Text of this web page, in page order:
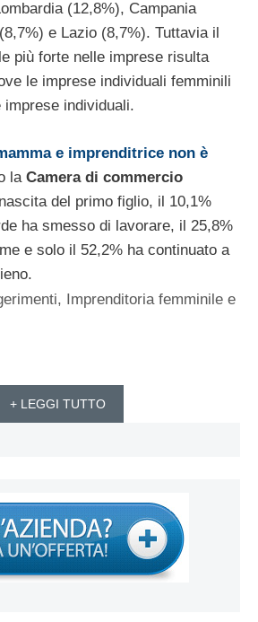
(12,8%), Campania
e Lazio (8,7%). Tuttavia il
più forte nelle imprese risulta
le imprese individuali femminili
individuali.
e imprenditrice non è
la Camera di commercio
del primo figlio, il 10,1%
ha smesso di lavorare, il 25,8%
e solo il 52,2% ha continuato a
, Imprenditoria femminile e
+ LEGGI TUTTO